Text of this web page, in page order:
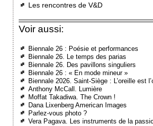
Les rencontres de V&D
Voir aussi:
Biennale 26 : Poésie et performances
Biennale 26. Le temps des parias
Biennale 26. Des pavillons singuliers
Biennale 26 : « En mode mineur »
Biennale 2026. Saint-Siège : L’oreille est
Anthony McCall. Lumière
Moffat Takadiwa. The Crown !
Dana Lixenberg American Images
Parlez-vous photo ?
Vera Pagava. Les instruments de la